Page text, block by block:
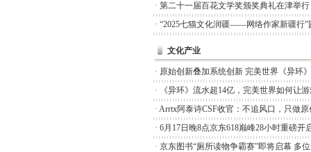
· 第二十一届百花文学奖颁奖典礼在津举行
· “2025七猫文化润疆——网络作家新疆行”
文化产业
· 原始创新叠加系统创新 完美世界《异环
·
《异环》流水超14亿，完美世界如何让游
· Arrtx阿泰诗CSF收官：不追风口，只做原
· 6月17日晚8点京东618巅峰28小时重磅开
· 京东图书“厕所读物争霸赛”即将启幕 多